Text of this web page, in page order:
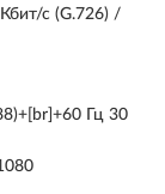
с (G.726) /
Гц 30